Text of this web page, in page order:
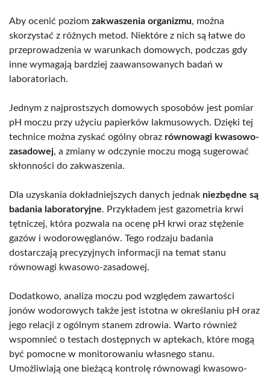
Aby ocenić poziom zakwaszenia organizmu, można
skorzystać z różnych metod. Niektóre z nich są łatwe do
przeprowadzenia w warunkach domowych, podczas gdy
inne wymagają bardziej zaawansowanych badań w
laboratoriach.
Jednym z najprostszych domowych sposobów jest pomiar
pH moczu przy użyciu papierków lakmusowych. Dzięki tej
technice można zyskać ogólny obraz równowagi kwasowo-
zasadowej, a zmiany w odczynie moczu mogą sugerować
skłonności do zakwaszenia.
Dla uzyskania dokładniejszych danych jednak niezbędne są
badania laboratoryjne. Przykładem jest gazometria krwi
tętniczej, która pozwala na ocenę pH krwi oraz stężenie
gazów i wodorowęglanów. Tego rodzaju badania
dostarczają precyzyjnych informacji na temat stanu
równowagi kwasowo-zasadowej.
Dodatkowo, analiza moczu pod względem zawartości
jonów wodorowych także jest istotna w określaniu pH oraz
jego relacji z ogólnym stanem zdrowia. Warto również
wspomnieć o testach dostępnych w aptekach, które mogą
być pomocne w monitorowaniu własnego stanu.
Umożliwiają one bieżącą kontrolę równowagi kwasowo-